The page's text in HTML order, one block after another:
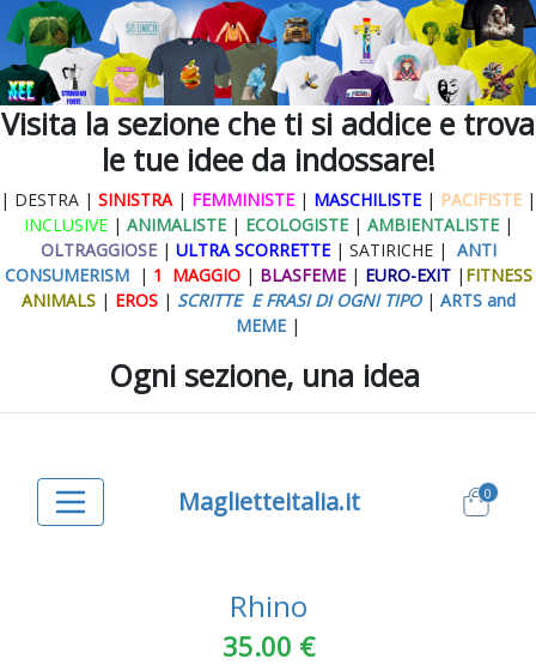
Visita la sezione che ti si addice e trova
le tue idee da indossare!
| DESTRA | SINISTRA| FEMMINISTE | MASCHILISTE | PACIFISTE |
INCLUSIVE| ANIMALISTE| ECOLOGISTE | AMBIENTALISTE|
OLTRAGGIOSE| ULTRA SCORRETTE | SATIRICHE | ANTI
CONSUMERISM | 1 MAGGIO| BLASFEME | EURO-EXIT| FITNESS
ANIMALS| EROS| SCRITTE E FRASI DI OGNI TIPO | ARTS and
MEME |
Ogni sezione, una idea
Maglietteitalia.it 0
Rhino
35.00 €